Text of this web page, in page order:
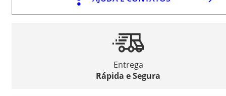
Entrega
Rápida e Segura